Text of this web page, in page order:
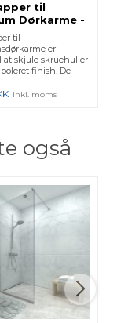
til
Dørkarme -
til
er
at skjule skruehuller
finish. De
inkl. moms
også